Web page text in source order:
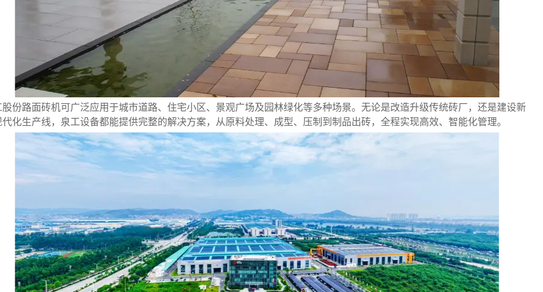
份路面砖机可广泛应用于城市道路、住宅小区、景观广场及园林绿化等多种场景。无论是改造升级传统砖厂，还是建设新
化生产线，泉工设备都能提供完整的解决方案，从原料处理、成型、压制到制品出砖，全程实现高效、智能化管理。